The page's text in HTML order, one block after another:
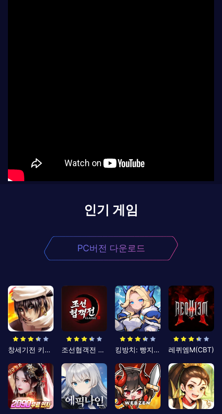
인기 게임
PC버전 다운로드
창세기전 키우기 조선협객전 클래식 킹방치: 빵지의 제왕 레퀴엠M(CBT)